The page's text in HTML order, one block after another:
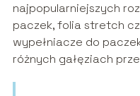
najpopularniejszych
paczek, folia stretch
wypełniacze do
różnych gałęziach